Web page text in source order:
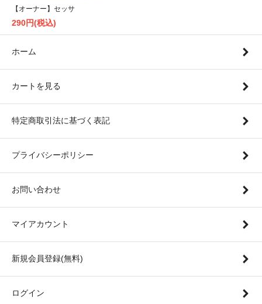
【オーナー】セッサ
290円(税込)
ホーム
カートを見る
特定商取引法に基づく表記
プライバシーポリシー
お問い合わせ
マイアカウント
新規会員登録(無料)
ログイン